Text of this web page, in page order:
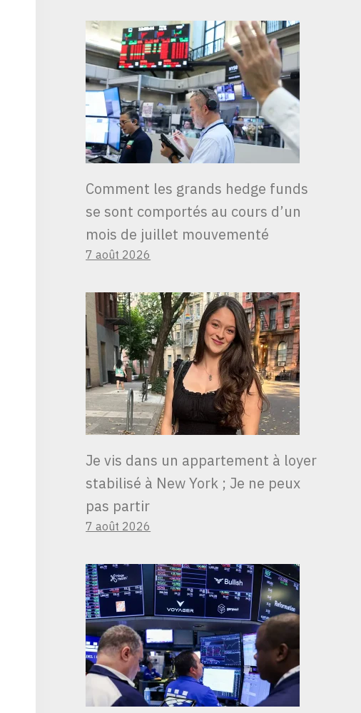
Comment les grands hedge funds
se sont comportés au cours d’un
mois de juillet mouvementé
7 août 2026
Je vis dans un appartement à loyer
stabilisé à New York ; Je ne peux
pas partir
7 août 2026